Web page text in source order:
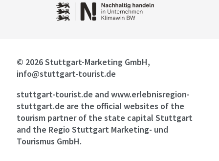
© 2026 Stuttgart-Marketing GmbH,
info@stuttgart-tourist.de
stuttgart-tourist.de and www.erlebnisregion-
stuttgart.de are the official websites of the
tourism partner of the state capital Stuttgart
and the Regio Stuttgart Marketing- und
Tourismus GmbH.